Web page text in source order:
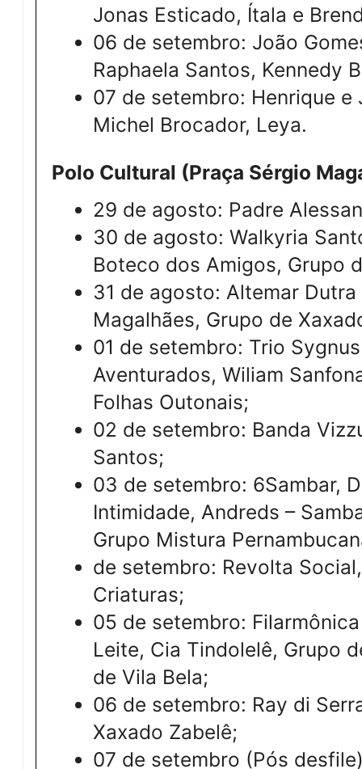
Jonas Esticado, Ítala e
06 de setembro: João
Raphaela Santos, Kennedy
07 de setembro: Henrique e
Michel Brocador, Leya.
Polo Cultural (Praça Sérgio
29 de agosto: Padre
30 de agosto: Walkyria
Boteco dos Amigos, Grupo
31 de agosto: Altemar
Magalhães, Grupo de
01 de setembro: Trio
Aventurados, Wiliam
Folhas Outonais;
02 de setembro: Banda
Santos;
03 de setembro: 6Sambar,
Intimidade, Andreds –
Grupo Mistura
de setembro: Revolta
Criaturas;
05 de setembro:
Leite, Cia Tindolelê, Grupo
de Vila Bela;
06 de setembro: Ray di
Xaxado Zabelê;
07 de setembro (Pós